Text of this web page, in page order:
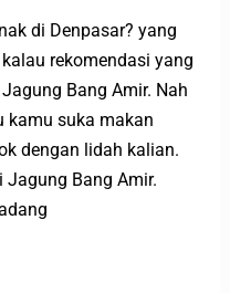
di Denpasar? yang
rekomendasi yang
Bang Amir. Nah
kamu suka makan
dengan lidah kalian.
Jagung Bang Amir.